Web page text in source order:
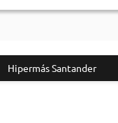
Hipermás Santander